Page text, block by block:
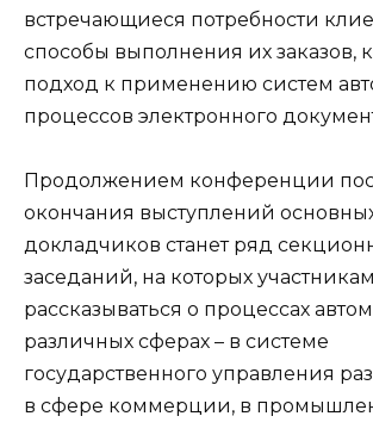
встречающиеся потребности
способы выполнения их заказов,
подход к применению систем
процессов электронного
Продолжением конференции
окончания выступлений
докладчиков станет ряд
заседаний, на которых
рассказываться о процессах
различных сферах – в системе
государственного управления
в сфере коммерции, в